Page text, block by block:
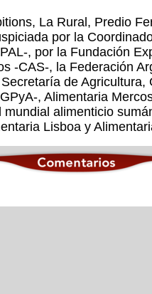
La Rural, Predio
por la
, por la Fundación
-CAS-, la Federación
de Agricultura,
, Alimentaria
alimenticio
Lisboa y